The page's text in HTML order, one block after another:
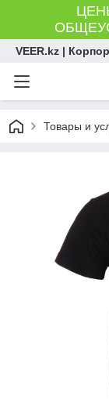
VEER.kz |
Товары и